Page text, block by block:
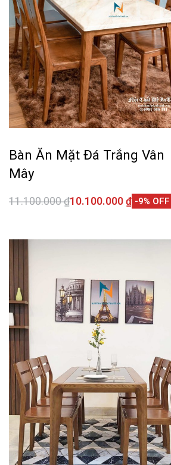
Bàn Ăn Mặt Đá Trắng Vân
Mây
11.100.000₫10.100.000 ₫ -9% OFF